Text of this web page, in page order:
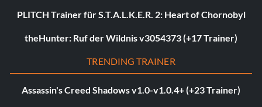
PLITCH Trainer für S.T.A.L.K.E.R. 2: Heart of Chornobyl
theHunter: Ruf der Wildnis v3054373 (+17 Trainer)
TRENDING TRAINER
Assassin's Creed Shadows v1.0-v1.0.4+ (+23 Trainer)